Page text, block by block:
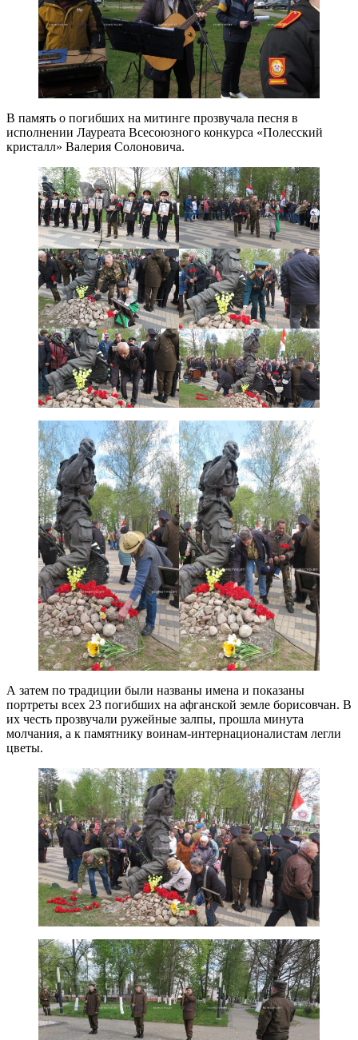
В память о погибших на митинге прозвучала песня в
исполнении Лауреата Всесоюзного конкурса «Полесский
кристалл» Валерия Солоновича.
А затем по традиции были названы имена и показаны
портреты всех 23 погибших на афганской земле борисовчан. В
их честь прозвучали ружейные залпы, прошла минута
молчания, а к памятнику воинам-интернационалистам легли
цветы.